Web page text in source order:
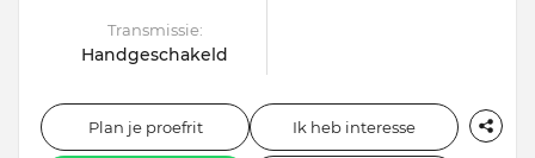
Transmissie:
Handgeschakeld
Plan je proefrit Ik heb interesse